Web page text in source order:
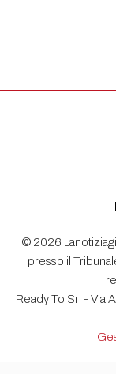
© 2026
presso il
Ready To Srl - Via